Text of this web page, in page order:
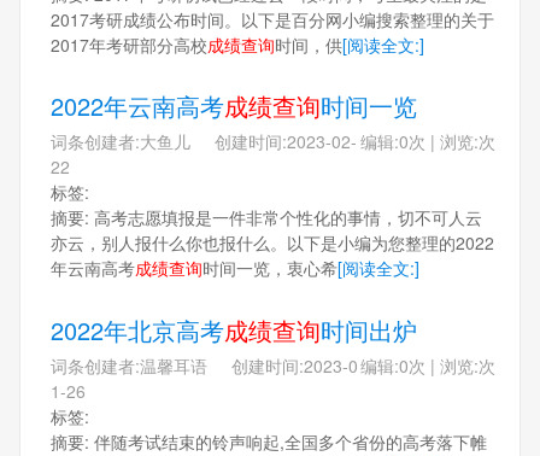
2017考研成绩公布时间。以下是百分网小编搜索整理的关于
2017年考研部分高校成绩查询时间，供[阅读全文:]
2022年云南高考成绩查询时间一览
编辑:0次 | 浏览:次
词条创建者:大鱼儿 创建时间:2023-02-
22
标签:
摘要: 高考志愿填报是一件非常个性化的事情，切不可人云
亦云，别人报什么你也报什么。以下是小编为您整理的2022
年云南高考成绩查询时间一览，衷心希[阅读全文:]
2022年北京高考成绩查询时间出炉
编辑:0次 | 浏览:次
词条创建者:温馨耳语 创建时间:2023-0
1-26
标签:
摘要: 伴随考试结束的铃声响起,全国多个省份的高考落下帷